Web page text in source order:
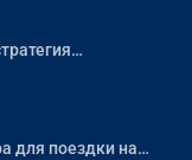
для поездки на…